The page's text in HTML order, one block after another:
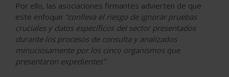
Por ello, las asociaciones firmantes advierten de que
este enfoque “conlleva el riesgo de ignorar pruebas
cruciales y datos específicos del sector presentados
durante los procesos de consulta y analizados
minuciosamente por los cinco organismos que
presentaron expedientes”.